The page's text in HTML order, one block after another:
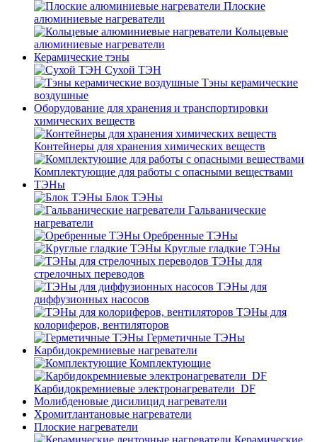
Плоские
алюминиевые нагреватели
Кольцевые
алюминиевые нагреватели
Керамические тэны
Сухой ТЭН
Тэны керамические
воздушные
Оборудование для хранения и транспортировки
химических веществ
Контейнеры для хранения химических веществ
Комплектующие для работы с опасными веществами
ТЭНы
Блок ТЭНы
Гальванические
нагреватели
Оребренные ТЭНы
Круглые гладкие ТЭНы
ТЭНы для
стрелочных переводов
ТЭНы для
диффузионных насосов
ТЭНы для
колориферов, вентиляторов
Герметичные ТЭНы
Карбидокремниевые нагреватели
Комплектующие
Карбидокремниевые электронагреватели_DF
Молибденовые дисилицид нагреватели
Хромитлантановые нагреватели
Плоские нагреватели
Керамические